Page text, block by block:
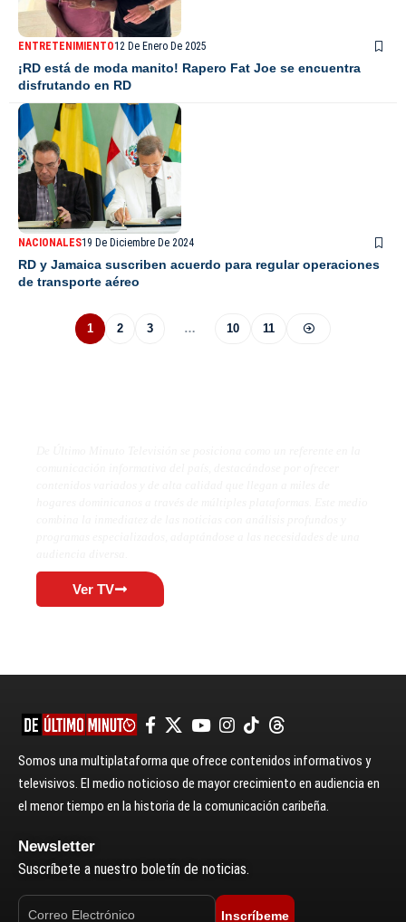
ENTRETENIMIENTO12 De Enero De 2025
¡RD está de moda manito! Rapero Fat Joe se encuentra
disfrutando en RD
NACIONALES19 De Diciembre De 2024
RD y Jamaica suscriben acuerdo para regular operaciones
de transporte aéreo
1 2 3 … 10 11
Ver TV
Somos una multiplataforma que ofrece contenidos informativos y
televisivos. El medio noticioso de mayor crecimiento en audiencia en
el menor tiempo en la historia de la comunicación caribeña.
Newsletter
Suscríbete a nuestro boletín de noticias.
Inscríbeme